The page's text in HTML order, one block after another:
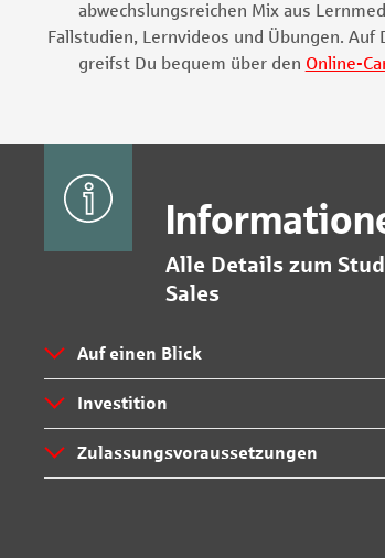
abwechslungsreichen Mix aus
Fallstudien, Lernvideos und Übungen. Auf
greifst Du bequem über den Online-
Alle Details zum
Sales
Auf einen Blick
Investition
Zulassungsvoraussetzungen